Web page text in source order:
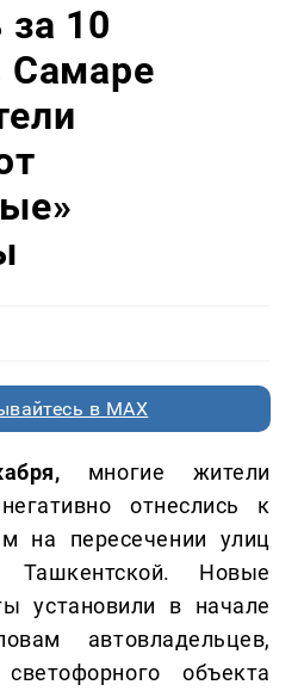
за 10
Самаре
в MAX
многие жители
отнеслись к
на пересечении улиц
Ташкентской. Новые
установили в начале
автовладельцев,
объекта